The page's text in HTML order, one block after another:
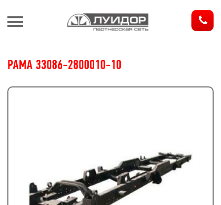
РАМА 33086-2800010-10